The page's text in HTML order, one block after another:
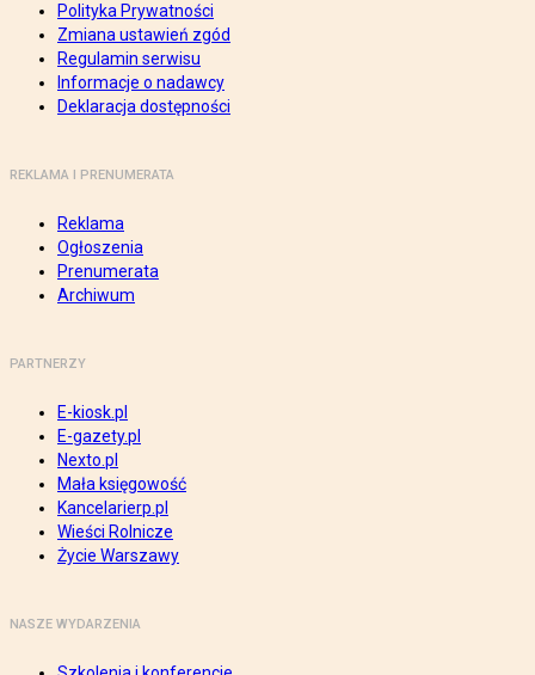
Polityka Prywatności
Zmiana ustawień zgód
Regulamin serwisu
Informacje o nadawcy
Deklaracja dostępności
REKLAMA I PRENUMERATA
Reklama
Ogłoszenia
Prenumerata
Archiwum
PARTNERZY
E-kiosk.pl
E-gazety.pl
Nexto.pl
Mała księgowość
Kancelarierp.pl
Wieści Rolnicze
Życie Warszawy
NASZE WYDARZENIA